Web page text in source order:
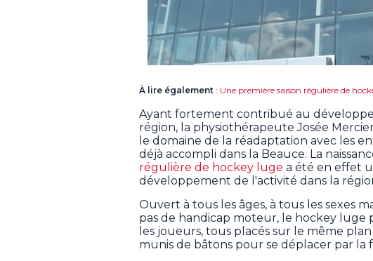
À lire également : Une première saison régulière de
Ayant fortement contribué au
région, la physiothérapeute Josée
le domaine de la réadaptation avec les
déjà accompli dans la Beauce. La
régulière de hockey luge a été en effet
développement de l'activité dans la
Ouvert à tous les âges, à tous les sexes
pas de handicap moteur, le hockey
les joueurs, tous placés sur le même
munis de bâtons pour se déplacer par la